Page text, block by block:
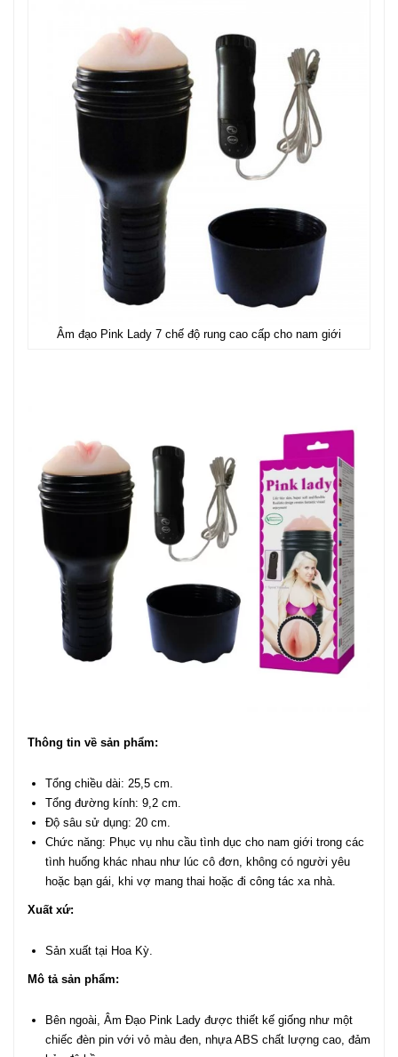
Âm đạo Pink Lady 7 chế độ rung cao cấp cho nam giới
Thông tin về sản phẩm:
Tổng chiều dài: 25,5 cm.
Tổng đường kính: 9,2 cm.
Độ sâu sử dụng: 20 cm.
Chức năng: Phục vụ nhu cầu tình dục cho nam giới trong các
tình huống khác nhau như lúc cô đơn, không có người yêu
hoặc bạn gái, khi vợ mang thai hoặc đi công tác xa nhà.
Xuất xứ:
Sản xuất tại Hoa Kỳ.
Mô tả sản phẩm:
Bên ngoài, Âm Đạo Pink Lady được thiết kế giống như một
chiếc đèn pin với vỏ màu đen, nhựa ABS chất lượng cao, đảm